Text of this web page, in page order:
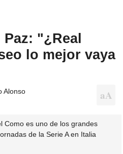
"¿Real
lo mejor vaya
Alonso
Como es uno de los grandes
de la Serie A en Italia